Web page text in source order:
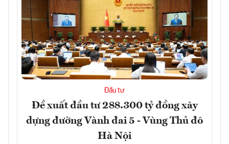
Đầu tư
Đề xuất đầu tư 288.300 tỷ đồng xây
dựng đường Vành đai 5 - Vùng Thủ đô
Hà Nội